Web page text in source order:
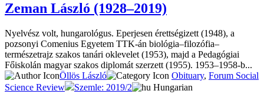
Zeman László (1928–2019)
Nyelvész volt, hungarológus. Eperjesen érettségizett (1948), a
pozsonyi Comenius Egyetem TTK-án biológia–filozófia–
természetrajz szakos tanári oklevelet (1953), majd a Pedagógiai
Főiskolán magyar szakos diplomát szerzett (1955). 1953–1958-b...
Öllös László
Obituary, Forum Social
Science Review
Szemle: 2019/2 Hungarian